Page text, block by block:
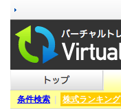
条件検索 株式ランキング